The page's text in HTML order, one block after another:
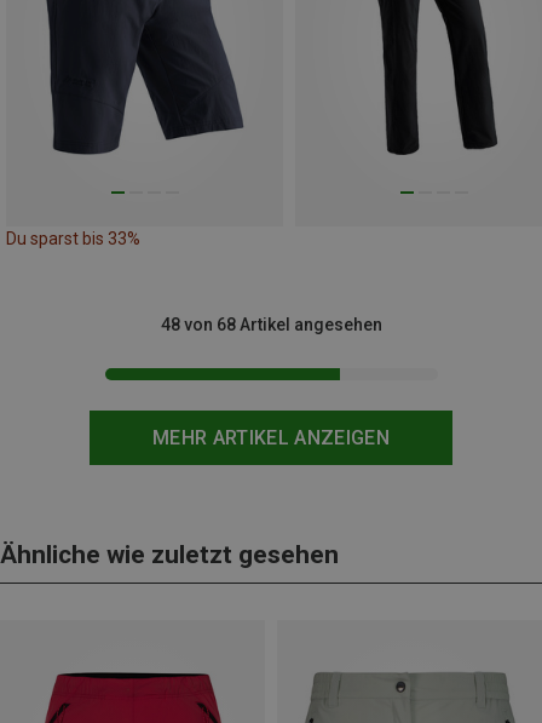
Du sparst bis 33%
MEHR ARTIKEL ANZEIGEN
48 von 68 Artikel angesehen
Ähnliche wie zuletzt gesehen